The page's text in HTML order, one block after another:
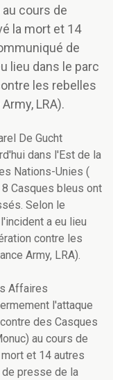
cours de
la mort et 14
de
lieu dans le parc
les rebelles
LRA).
De Gucht
dans l'Est de la
Nations-Unies (
Casques bleus ont
Selon le
a eu lieu
contre les
Army, LRA).
Affaires
l'attaque
des Casques
au cours de
et 14 autres
presse de la